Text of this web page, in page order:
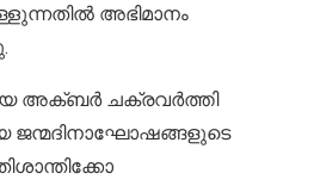
അഭിമാനം
അക്ബർ ചക്രവർത്തി
ജന്മദിനാഘോഷങ്ങളുടെ